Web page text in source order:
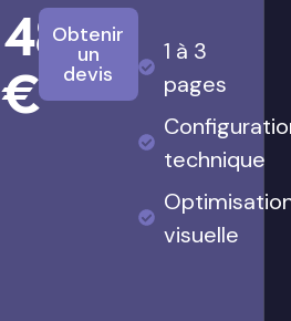
480
€
Obtenir
un
devis
1 à 3
pages
technique
visuelle